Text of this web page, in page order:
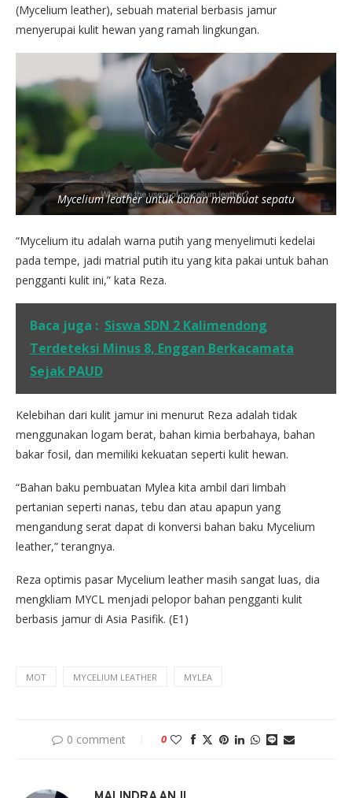
(Mycelium leather), sebuah material berbasis jamur
menyerupai kulit hewan yang ramah lingkungan.
Mycelium leather untuk bahan membuat sepatu
“Mycelium itu adalah warna putih yang menyelimuti kedelai
pada tempe, jadi matrial putih itu yang kita pakai untuk bahan
pengganti kulit ini,” kata Reza.
Baca juga : Siswa SDN 2 Kalimendong
Terdeteksi Minus 8, Enggan Berkacamata
Sejak PAUD
Kelebihan dari kulit jamur ini menurut Reza adalah tidak
menggunakan logam berat, bahan kimia berbahaya, bahan
bakar fosil, dan memiliki kekuatan seperti kulit hewan.
“Bahan baku pembuatan Mylea kita ambil dari limbah
pertanian seperti nanas, tebu dan atau apapun yang
mengandung serat dapat di konversi bahan baku Mycelium
leather,” terangnya.
Reza optimis pasar Mycelium leather masih sangat luas, dia
mengkliam MYCL menjadi pelopor bahan pengganti kulit
berbasis jamur di Asia Pasifik. (E1)
MOT MYCELIUM LEATHER MYLEA
0 comment 0